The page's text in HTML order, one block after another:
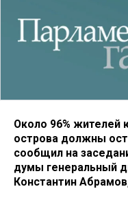
Около 96% жителей
острова должны
сообщил на
думы генеральный
Константин